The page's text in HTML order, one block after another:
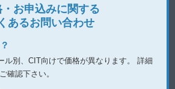
お申込みに関する
あるお問い合わせ
ル別、CIT向けで価格が異なります。
詳細
確認下さい。